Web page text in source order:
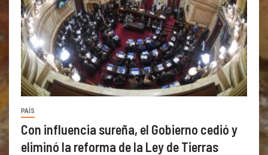
PAÍS
Con influencia sureña, el Gobierno cedió y
eliminó la reforma de la Ley de Tierras